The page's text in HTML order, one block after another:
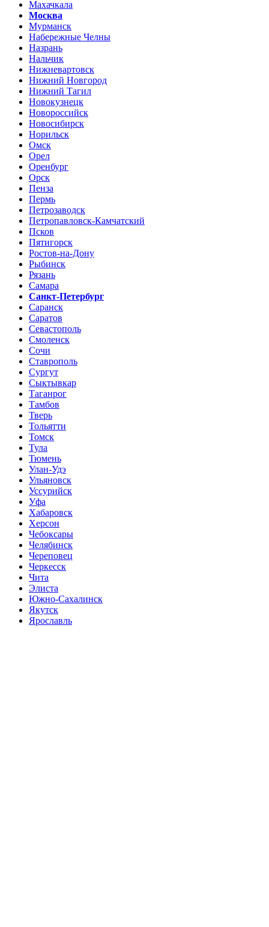
Махачкала
Москва
Мурманск
Набережные Челны
Назрань
Нальчик
Нижневартовск
Нижний Новгород
Нижний Тагил
Новокузнецк
Новороссийск
Новосибирск
Норильск
Омск
Орел
Оренбург
Орск
Пенза
Пермь
Петрозаводск
Петропавловск-Камчатский
Псков
Пятигорск
Ростов-на-Дону
Рыбинск
Рязань
Самара
Санкт-Петербург
Саранск
Саратов
Севастополь
Смоленск
Сочи
Ставрополь
Сургут
Сыктывкар
Таганрог
Тамбов
Тверь
Тольятти
Томск
Тула
Тюмень
Улан-Удэ
Ульяновск
Уссурийск
Уфа
Хабаровск
Херсон
Чебоксары
Челябинск
Череповец
Черкесск
Чита
Элиста
Южно-Сахалинск
Якутск
Ярославль